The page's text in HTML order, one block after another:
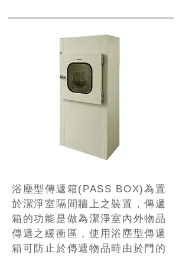
浴塵型傳遞箱(PASS BOX)為置
於潔淨室隔間牆上之裝置，傳遞
箱的功能是做為潔淨室內外物品
傳遞之緩衝區，使用浴塵型傳遞
箱可防止於傳遞物品時由於門的